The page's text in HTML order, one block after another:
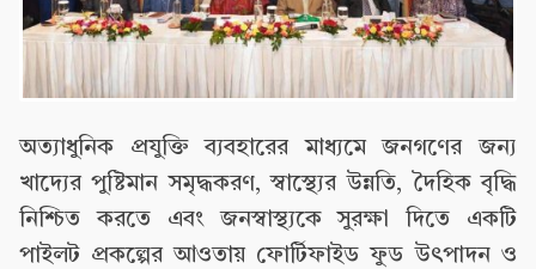
অত্যাধুনিক প্রযুক্তি ব্যবহারের মাধ্যমে জনগণের জন্য
খাদ্যের পুষ্টিমান সমৃদ্ধকরণ, স্বাস্থ্যের উন্নতি, দৈহিক বৃদ্ধি
নিশ্চিত করতে এবং জনস্বাস্থ্যকে সুরক্ষা দিতে একটি
পাইলট প্রকল্পের আওতায় ফোর্টিফাইড ফুড উৎপাদন ও